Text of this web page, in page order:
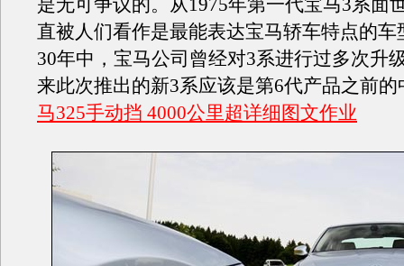
是无可争议的。从1975年第一代宝马3系面
直被人们看作是最能表达宝马轿车特点的车
30年中，宝马公司曾经对3系进行过多次升
来此次推出的新3系应该是第6代产品之前的
马325手动挡 4000公里超详细图文作业